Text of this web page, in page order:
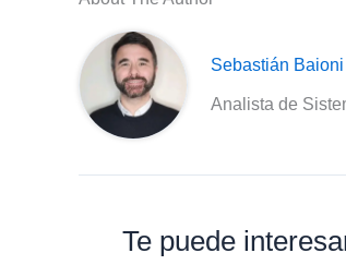
Sebastián Baioni
Analista de
Te puede